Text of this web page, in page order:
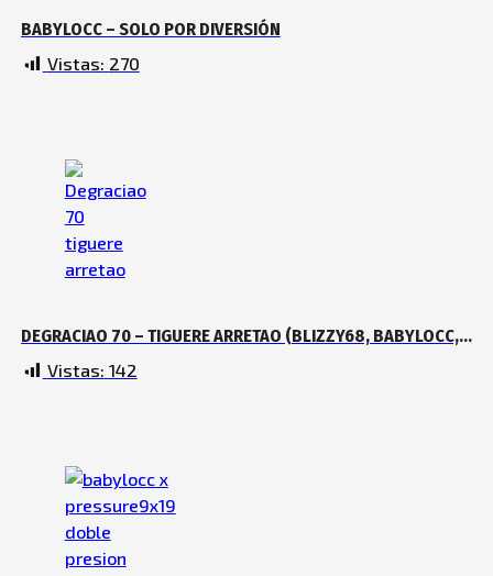
BABYLOCC – SOLO POR DIVERSIÓN
Vistas: 270
DEGRACIAO 70 – TIGUERE ARRETAO (BLIZZY68, BABYLOCC,
MEMO ATR, CHAMAKITOO FREHZ & MENOL ZOMBIE)
Vistas: 142